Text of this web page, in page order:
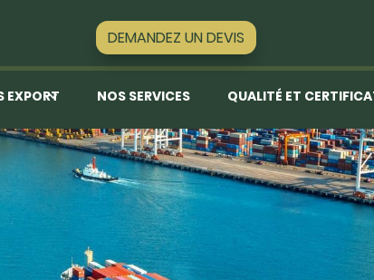
DEMANDEZ UN DEVIS
EXPORT NOS SERVICES QUALITÉ ET